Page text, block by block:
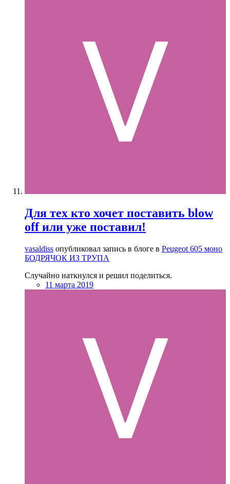
Для тех кто хочет поставить blow
off или уже поставил!
vasaldiss опубликовал запись в блоге в Peugeot 605 моно
БОДРЯЧОК ИЗ ТРУПА
Случайно наткнулся и решил поделиться.
11 марта 2019